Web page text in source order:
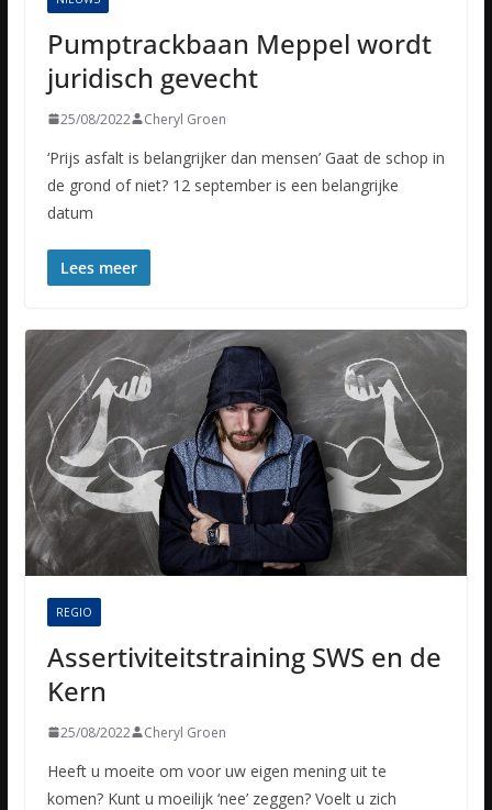
Pumptrackbaan Meppel wordt
juridisch gevecht
25/08/2022 Cheryl Groen
‘Prijs asfalt is belangrijker dan mensen’ Gaat de schop in
de grond of niet? 12 september is een belangrijke
datum
Lees meer
REGIO
Assertiviteitstraining SWS en de
Kern
25/08/2022 Cheryl Groen
Heeft u moeite om voor uw eigen mening uit te
komen? Kunt u moeilijk ‘nee’ zeggen? Voelt u zich